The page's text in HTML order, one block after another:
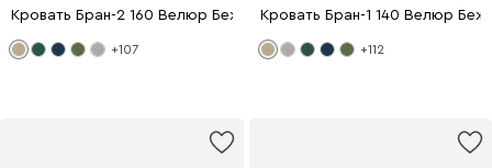
Кровать Бран-2 160 Велюр Бежевый
+107
Кровать Бран-1 140 Велюр
+112